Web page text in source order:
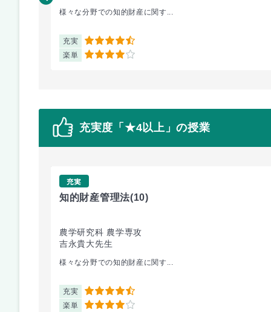
様々な分野での知的財産に関す...
充実 4.5
楽単 4
充実度「★4以上」の授業
充実
知的財産管理法(10)
農学研究科 農学専攻
吉永貴大先生
様々な分野での知的財産に関す...
充実 4.5
楽単 4